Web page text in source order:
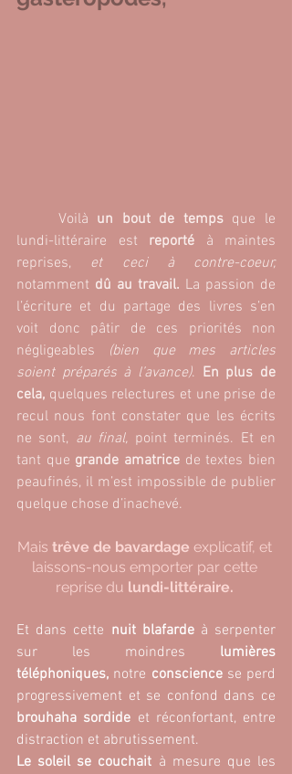
	Voilà
un bout de temps que le
lundi-littéraire est reporté à maintes
reprises,
et ceci à contre-coeur,
notamment dû au travail. La passion de
l’écriture et du partage des livres s’en
voit donc pâtir de ces priorités non
négligeables
(bien que mes articles
soient préparés à l’avance). En plus de
cela, quelques relectures et une prise de
recul nous font constater que les écrits
ne sont, au final, point terminés. Et en
tant que grande amatrice de textes bien
peaufinés, il m’est impossible de publier
quelque chose d’inachevé.
Mais trêve de bavardage explicatif, et
laissons-nous emporter par cette
reprise du lundi-littéraire.
Et dans cette nuit blafarde à serpenter
sur les moindres lumières
téléphoniques, notre conscience se perd
brouhaha sordide et réconfortant, entre
distraction et abrutissement.
Le soleil se couchait à mesure que les